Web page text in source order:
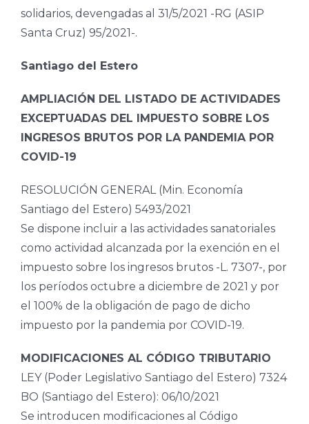
solidarios, devengadas al 31/5/2021 -RG (ASIP
Santa Cruz) 95/2021-.
Santiago del Estero
AMPLIACIÓN DEL LISTADO DE ACTIVIDADES
EXCEPTUADAS DEL IMPUESTO SOBRE LOS
INGRESOS BRUTOS POR LA PANDEMIA POR
COVID-19
RESOLUCIÓN GENERAL (Min. Economía
Santiago del Estero) 5493/2021
Se dispone incluir a las actividades sanatoriales
como actividad alcanzada por la exención en el
impuesto sobre los ingresos brutos -L. 7307-, por
los períodos octubre a diciembre de 2021 y por
el 100% de la obligación de pago de dicho
impuesto por la pandemia por COVID-19.
MODIFICACIONES AL CÓDIGO TRIBUTARIO
LEY (Poder Legislativo Santiago del Estero) 7324
BO (Santiago del Estero): 06/10/2021
Se introducen modificaciones al Código